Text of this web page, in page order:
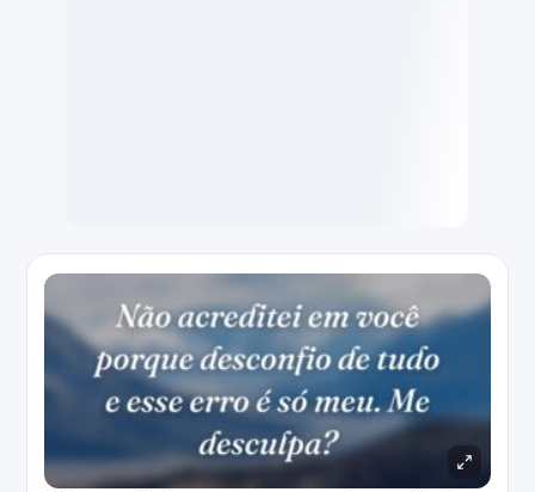
Só peço o seu perdão e te prometo não agir
mais assim. Você é digno da verdade sempre.